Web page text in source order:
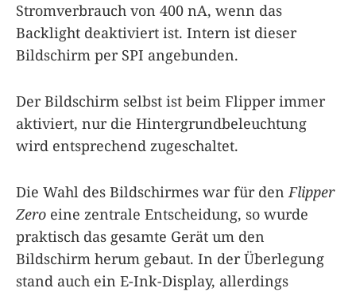
Stromverbrauch von 400 nA, wenn das
Backlight deaktiviert ist. Intern ist dieser
Bildschirm per SPI angebunden.
Der Bildschirm selbst ist beim Flipper immer
aktiviert, nur die Hintergrundbeleuchtung
wird entsprechend zugeschaltet.
Die Wahl des Bildschirmes war für denFlipper
Zero eine zentrale Entscheidung, so wurde
praktisch das gesamte Gerät um den
Bildschirm herum gebaut. In der Überlegung
stand auch ein E-Ink-Display, allerdings